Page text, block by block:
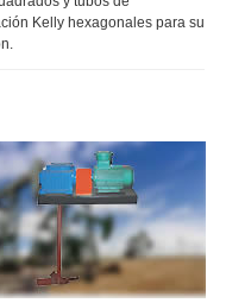
Kelly hexagonales para su